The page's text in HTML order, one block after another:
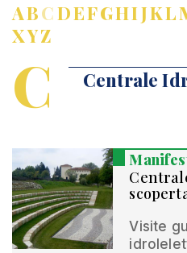
ABCDEFGHIJKL
XYZ
C Centrale
Visite